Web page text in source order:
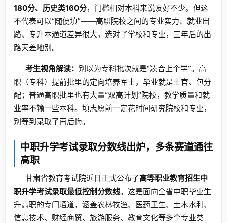
180分、历史类160分，门槛相对本科来说友好不少。但这
不代表可以“随便填”——高职院校之间的专业实力、就业出
路、专升本通道差异很大，选对了学校和专业，三年后的出
路天差地别。
考生视角解读： 别以为专科批次就是“凑合上个学”。高
职（专科）提前批里的定向培养军士，毕业就是士官、包分
配；普通高职批里也有大量“双高计划”院校，教学质量和就
业率不输一些本科。填志愿前一定花时间研究院校和专业，
别等到录取了再后悔。
中职升学考试录取分数线出炉，多条赛道通往
高职
甘肃省教育考试院近日正式公布了高等职业教育招生中
职升学考试录取最低控制分数线。这是面向全省中职毕业生
升高职的专门通道，涵盖农林牧渔、医药卫生、土木水利、
信息技术、财经商贸、旅游服务、教育文化等多个专业类